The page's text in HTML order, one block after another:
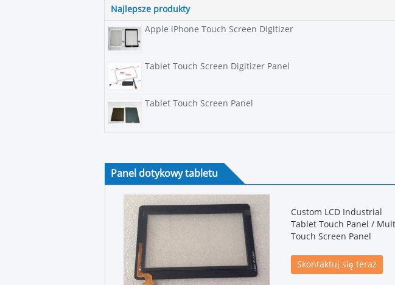
Najlepsze produkty
Apple iPhone Touch Screen Digitizer
Tablet Touch Screen Digitizer Panel
Tablet Touch Screen Panel
Panel dotykowy tabletu
Custom LCD Industrial
Tablet Touch Panel /
Touch Screen Panel
Skontaktuj się teraz